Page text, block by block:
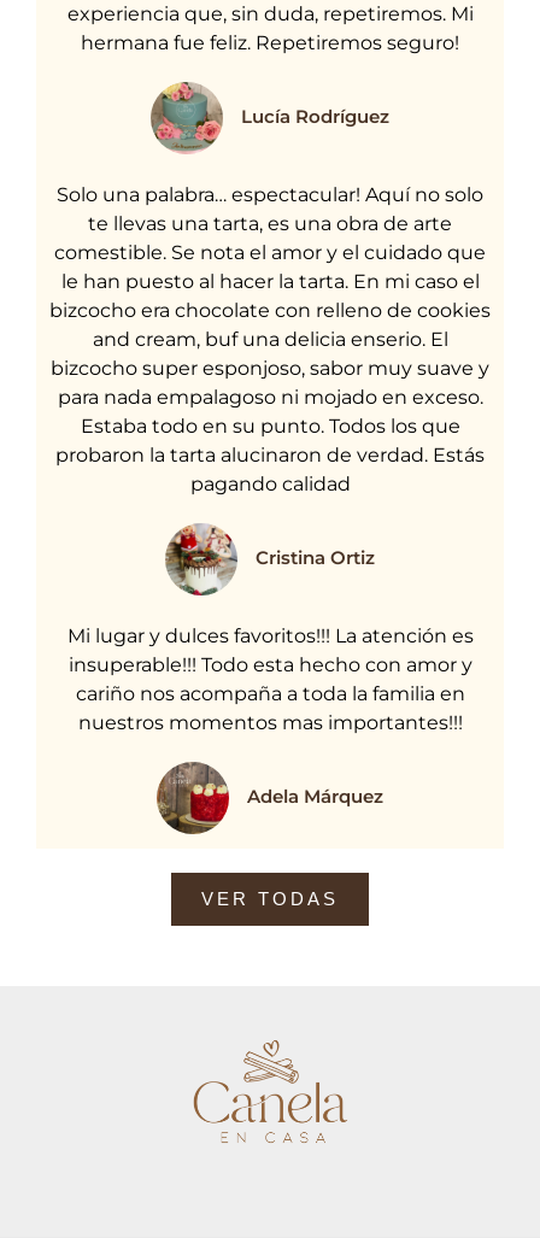
experiencia que, sin duda, repetiremos. Mi
hermana fue feliz. Repetiremos seguro!
Lucía Rodríguez
Solo una palabra… espectacular! Aquí no solo
te llevas una tarta, es una obra de arte
comestible. Se nota el amor y el cuidado que
le han puesto al hacer la tarta. En mi caso el
bizcocho era chocolate con relleno de cookies
and cream, buf una delicia enserio. El
bizcocho super esponjoso, sabor muy suave y
para nada empalagoso ni mojado en exceso.
Estaba todo en su punto. Todos los que
probaron la tarta alucinaron de verdad. Estás
pagando calidad
Cristina Ortiz
Mi lugar y dulces favoritos!!! La atención es
insuperable!!! Todo esta hecho con amor y
cariño nos acompaña a toda la familia en
nuestros momentos mas importantes!!!
Adela Márquez
VER TODAS